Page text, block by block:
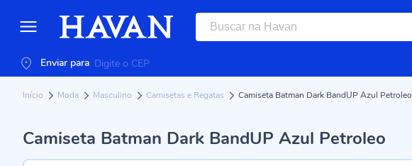
Enviar para
Início Moda Masculino Camisetas e Regatas Camiseta Batman Dark BandUP Azul Petroleo
Camiseta Batman Dark BandUP Azul Petroleo